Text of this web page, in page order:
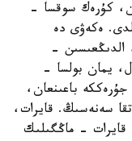
كۇرەك سوقسا -
ەكەۋى دە
الدىڭعىسىن -
يمان بولسا -
باعىنعان،
سەنەسىڭ. قايرات،
قايرات - ماڭگىلىك